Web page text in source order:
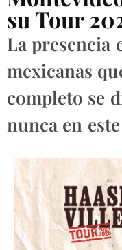
su Tour
La presencia
mexicanas
completo se
nunca en